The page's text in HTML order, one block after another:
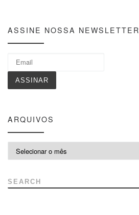
ASSINE NOSSA NEWSLETTER
ARQUIVOS
SEARCH